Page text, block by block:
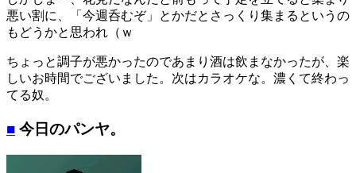
悪い割に、「今週呑むぞ」とかだとさっくり集まるというの
もどうかと思われ（ｗ
ちょっと調子が悪かったのであまり酒は飲まなかったが、楽
しいお時間でございました。次はカラオケな。濃くて終わっ
てる奴。
■ 今日のパンヤ。